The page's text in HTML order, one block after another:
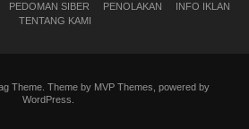
PEDOMAN SIBER PENOLAKAN
INFO IKLAN
TENTANG KAMI
Theme. Theme by MVP Themes, powered by
WordPress.